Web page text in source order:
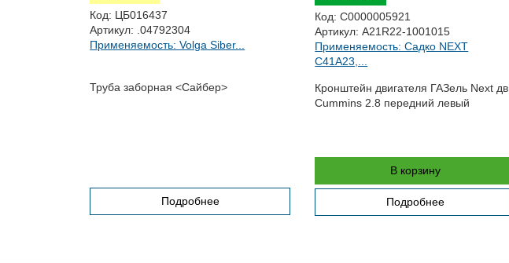
Код: ЦБ016437
Артикул: .04792304
Применяемость: Volga Siber...
Труба заборная <Сайбер>
Подробнее
Код: С0000005921
Артикул: A21R22-1001015
Применяемость: Садко NEXT
C41A23,...
Кронштейн двигателя ГАЗель Next дв.
Cummins 2.8 передний левый
В корзину
Подробнее